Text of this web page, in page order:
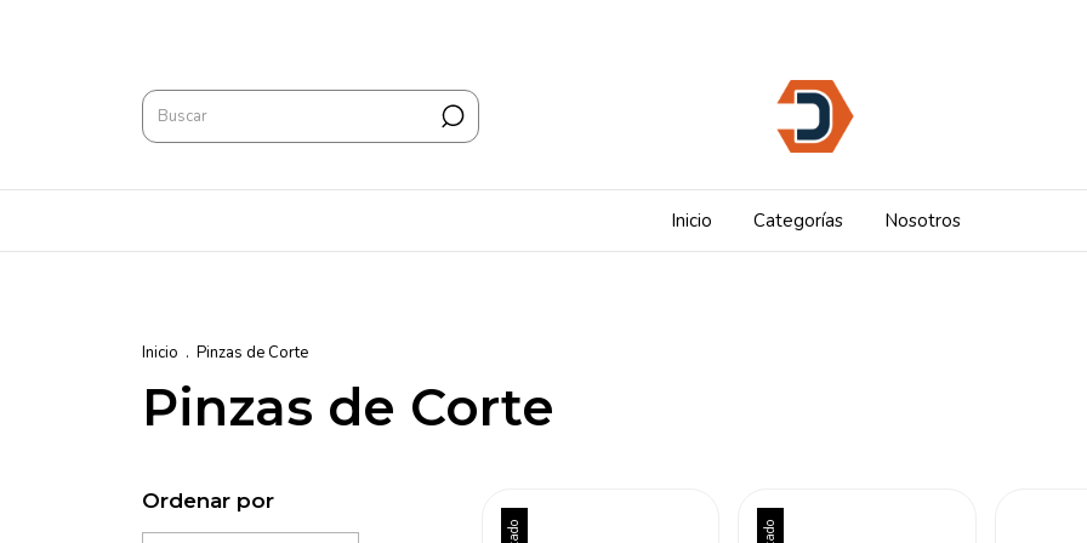
Inicio Categorías Nosotros
Inicio . Pinzas de Corte
Pinzas de Corte
Ordenar por